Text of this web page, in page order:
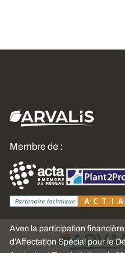
Choisissez
Membre de :
Avec la participation
d’Affectation Spécial pour le